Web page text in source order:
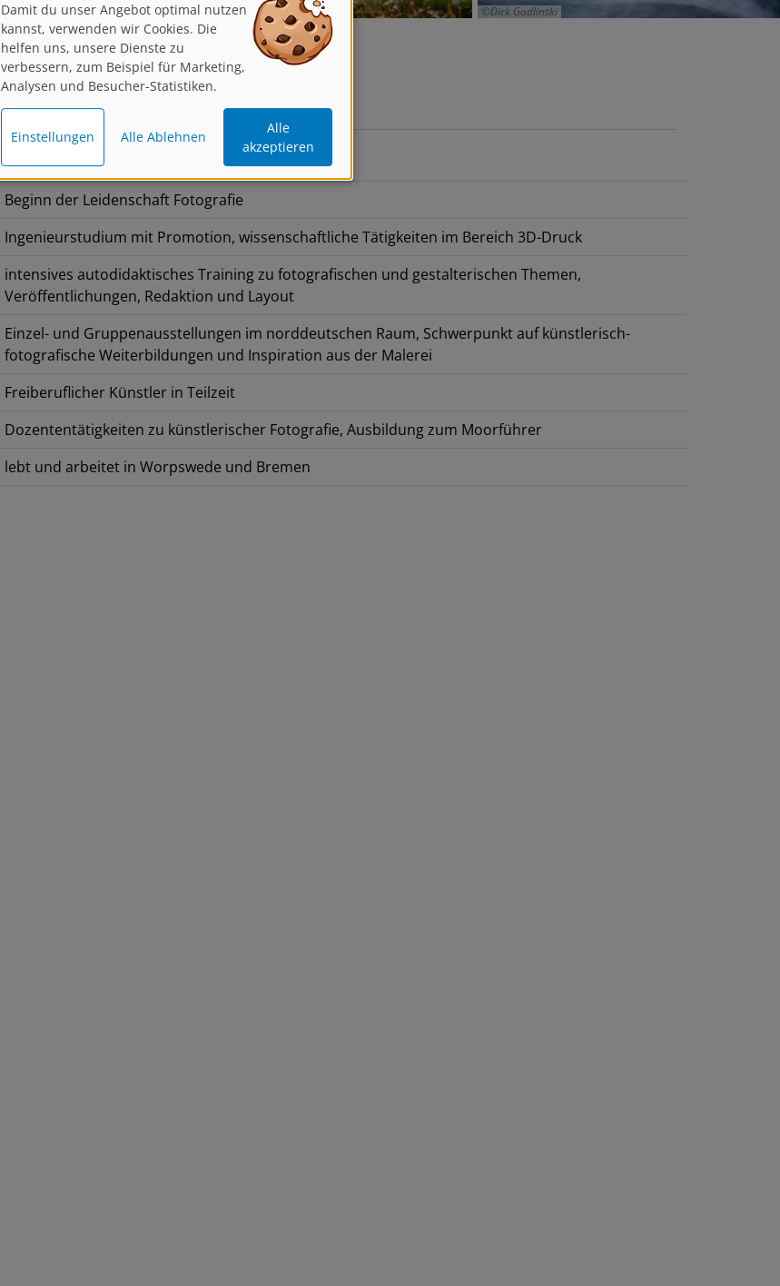
Dirk Godlinski Dirk Godlinski
geboren in Einbeck
Beginn der Leidenschaft Fotografie
Ingenieurstudium mit Promotion, wissenschaftliche Tätigkeiten im Bereich 3D-Druck
intensives autodidaktisches Training zu fotografischen und gestalterischen Themen,
Veröffentlichungen, Redaktion und Layout
Einzel- und Gruppenausstellungen im norddeutschen Raum, Schwerpunkt auf künstlerisch-
fotografische Weiterbildungen und Inspiration aus der Malerei
Freiberuflicher Künstler in Teilzeit
Dozententätigkeiten zu künstlerischer Fotografie, Ausbildung zum Moorführer
lebt und arbeitet in Worpswede und Bremen
Damit du unser Angebot optimal nutzen
kannst, verwenden wir Cookies. Die
helfen uns, unsere Dienste zu
verbessern, zum Beispiel für Marketing,
Analysen und Besucher-Statistiken.
Einstellungen Alle Ablehnen
Alle
akzeptieren